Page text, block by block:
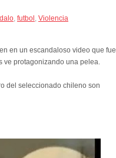
, futbol, Violencia
en un escandaloso video que fue
ve protagonizando una pelea.
del seleccionado chileno son